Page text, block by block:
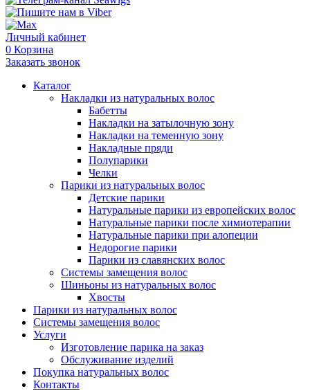
Личный кабинет
0 Корзина
Заказать звонок
Каталог
Накладки из натуральных волос
Бабетты
Накладки на затылочную зону
Накладки на теменную зону
Накладные пряди
Полупарики
Челки
Парики из натуральных волос
Детские парики
Натуральные парики из европейских волос
Натуральные парики после химиотерапии
Натуральные парики при алопеции
Недорогие парики
Парики из славянских волос
Системы замещения волос
Шиньоны из натуральных волос
Хвосты
Парики из натуральных волос
Системы замещения волос
Услуги
Изготовление парика на заказ
Обслуживание изделий
Покупка натуральных волос
Контакты